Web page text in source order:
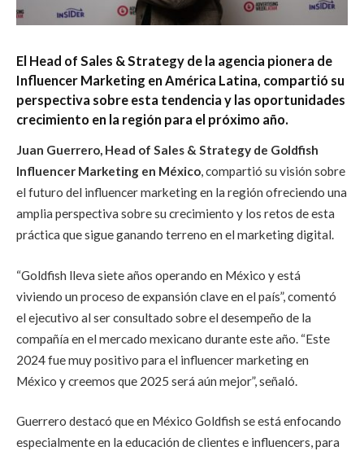
El Head of Sales & Strategy de la agencia pionera de
Influencer Marketing en América Latina, compartió su
perspectiva sobre esta tendencia y las oportunidades
crecimiento en la región para el próximo año.
Juan Guerrero, Head of Sales & Strategy de Goldfish
Influencer Marketing en México, compartió su visión sobre
el futuro del influencer marketing en la región ofreciendo una
amplia perspectiva sobre su crecimiento y los retos de esta
práctica que sigue ganando terreno en el marketing digital.
“Goldfish lleva siete años operando en México y está
viviendo un proceso de expansión clave en el país”, comentó
el ejecutivo al ser consultado sobre el desempeño de la
compañía en el mercado mexicano durante este año. “Este
2024 fue muy positivo para el influencer marketing en
México y creemos que 2025 será aún mejor”, señaló.
Guerrero destacó que en México Goldfish se está enfocando
especialmente en la educación de clientes e influencers, para